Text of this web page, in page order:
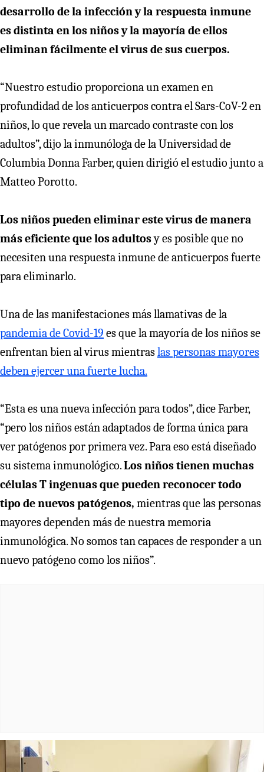
desarrollo de la infección y la respuesta inmune
es distinta en los niños y la mayoría de ellos
eliminan fácilmente el virus de sus cuerpos.
“Nuestro estudio proporciona un examen en
profundidad de los anticuerpos contra el Sars-CoV-2 en
niños, lo que revela un marcado contraste con los
adultos”, dijo la inmunóloga de la Universidad de
Columbia Donna Farber, quien dirigió el estudio junto a
Matteo Porotto.
Los niños pueden eliminar este virus de manera
más eficiente que los adultosy es posible que no
necesiten una respuesta inmune de anticuerpos fuerte
para eliminarlo.
Una de las manifestaciones más llamativas de la
pandemia de Covid-19 es que la mayoría de los niños se
enfrentan bien al virus mientraslas personas mayores
deben ejercer una fuerte lucha.
“Esta es una nueva infección para todos”, dice Farber,
“pero los niños están adaptados de forma única para
ver patógenos por primera vez. Para eso está diseñado
su sistema inmunológico.Los niños tienen muchas
células T ingenuas que pueden reconocer todo
tipo de nuevos patógenos, mientras que las personas
mayores dependen más de nuestra memoria
inmunológica. No somos tan capaces de responder a un
nuevo patógeno como los niños”.